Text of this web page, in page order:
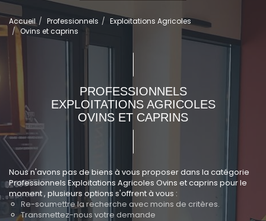
Accueil Professionnels
Exploitations Agricoles
Ovins et caprins
PROFESSIONNELS
EXPLOITATIONS AGRICOLES
OVINS ET CAPRINS
Nous n'avons pas de biens à vous proposer dans la catégorie
Professionnels Exploitations Agricoles Ovins et caprins pour le
moment , plusieurs options s'offrent à vous :
Re-soumettre la recherche avec moins de critères.
Transmettez-nous votre demande